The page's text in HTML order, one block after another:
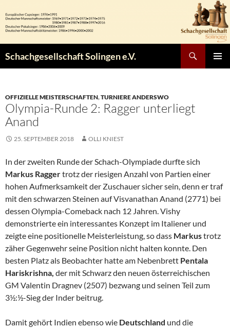
Inhalt
springen
Schachgesellschaft Solingen e.V.
OFFIZIELLE MEISTERSCHAFTEN,TURNIERE ANDERSWO
Olympia-Runde 2: Ragger unterliegt
Anand
25. SEPTEMBER 2018 OLLI KNIEST
In der zweiten Runde der Schach-Olympiade durfte sich
Markus Raggertrotz der riesigen Anzahl von Partien einer
hohen Aufmerksamkeit der Zuschauer sicher sein, denn er traf
mit den schwarzen Steinen auf Visvanathan Anand (2771) bei
dessen Olympia-Comeback nach 12 Jahren. Vishy
demonstrierte ein interessantes Konzept im Italiener und
zeigte eine positionelle Meisterleistung, so dass Markustrotz
zäher Gegenwehr seine Position nicht halten konnte. Den
besten Platz als Beobachter hatte am Nebenbrett Pentala
Hariskrishna, der mit Schwarz den neuen österreichischen
GM Valentin Dragnev (2507) bezwang und seinen Teil zum
3½:½-Sieg der Inder beitrug.
Damit gehört Indien ebenso wie Deutschland und die